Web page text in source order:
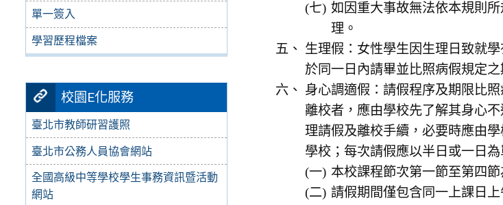
單一簽入
學習歷程檔案
校園E化服務
臺北市教師研習護照
臺北市公務人員協會網站
全國高級中等學校學生事務資訊暨活動
網站
如因重大事故無法依本規則
理。
生理假：女性學生因生理日致就
於同一日內請畢並比照病假規定之
身心調適假：請假程序及期限比
離校者，應由學校先了解其身心
理請假及離校手續，必要時應由
學校；每次請假應以半日或一日
本校課程節次第一節至第四
請假期間僅包含同一上課日